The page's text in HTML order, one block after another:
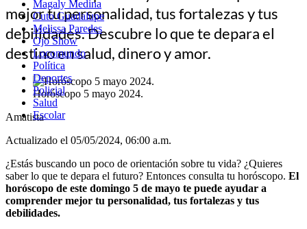
Magaly Medina
Cuto Guadalupe
Melissa Paredes
Ojo Show
Locomundo
Política
Deportes
Policial
Salud
Escolar
mejor tu personalidad, tus fortalezas y tus
debilidades. Descubre lo que te depara el
destino en salud, dinero y amor.
Horóscopo 5 mayo 2024.
Amatista
Actualizado el 05/05/2024, 06:00 a.m.
¿Estás buscando un poco de orientación sobre tu vida? ¿Quieres
saber lo que te depara el futuro? Entonces consulta tu horóscopo. El
horóscopo de este domingo 5 de mayo te puede ayudar a
comprender mejor tu personalidad, tus fortalezas y tus
debilidades.